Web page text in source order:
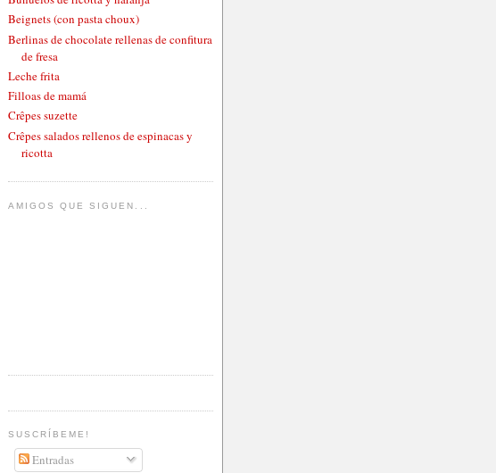
Beignets (con pasta choux)
Berlinas de chocolate rellenas de confitura
de fresa
Leche frita
Filloas de mamá
Crêpes suzette
Crêpes salados rellenos de espinacas y
ricotta
AMIGOS QUE SIGUEN...
SUSCRÍBEME!
Entradas